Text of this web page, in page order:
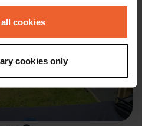
or by clicking on
your geographical location
to within several meters
actively scanning it for
(fingerprinting)
cookies
cookies only